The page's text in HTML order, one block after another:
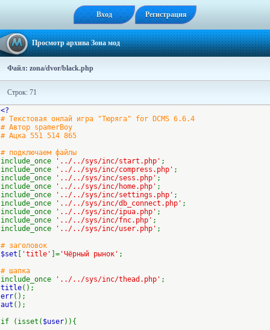
Вход Регистрация
Просмотр архива Зона мод
Файл: zona/dvor/black.php
Строк: 71
<?
# Текстовая онлай игра "Тюряга" for DCMS 6.6.4
# Автор spamerBoy
# Ацка 551 514 865
# подключаем файлы
include_once
'../../sys/inc/start.php' ;
include_once
'../../sys/inc/compress.php' ;
include_once
'../../sys/inc/sess.php' ;
include_once
'../../sys/inc/home.php' ;
include_once
'../../sys/inc/settings.php' ;
include_once
'../../sys/inc/db_connect.php' ;
include_once
'../../sys/inc/ipua.php' ;
include_once
'../../sys/inc/fnc.php' ;
include_once
'../../sys/inc/user.php' ;
# заголовок
$set
'title' ]= 'Чёрный рынок' ;
# шапка
include_once
'../../sys/inc/thead.php' ;
title();
err();
aut ();
if (isset( $user)){